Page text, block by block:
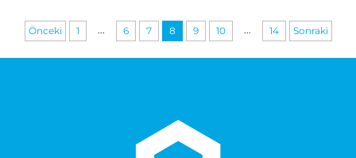
Önceki 1 ... 6 7 8 9 10 ... 14 Sonraki